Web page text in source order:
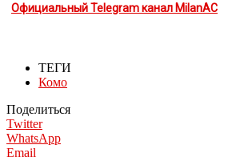
Официальный Telegram канал MilanAC
ТЕГИ
Комо
Поделиться
Twitter
WhatsApp
Email